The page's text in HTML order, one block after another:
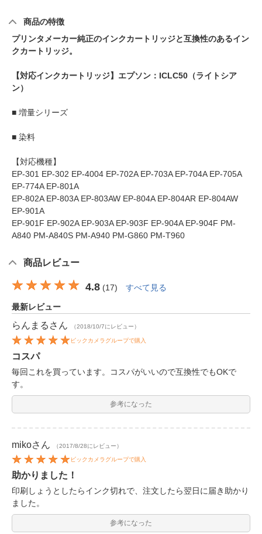
商品の特徴
プリンタメーカー純正のインクカートリッジと互換性のあるイン
クカートリッジ。
【対応インクカートリッジ】エプソン：ICLC50（ライトシア
ン）
■ 増量シリーズ
■ 染料
【対応機種】
EP-301 EP-302 EP-4004 EP-702A EP-703A EP-704A EP-705A
EP-774A EP-801A
EP-802A EP-803A EP-803AW EP-804A EP-804AR EP-804AW
EP-901A
EP-901F EP-902A EP-903A EP-903F EP-904A EP-904F PM-
A840 PM-A840S PM-A940 PM-G860 PM-T960
商品レビュー
4.8 (17) すべて見る
最新レビュー
らんまる さん （2018/10/7にレビュー）
ビックカメラグループで購入
コスパ
毎回これを買っています。コスパがいいので互換性でもOKで
す。
参考になった
mikoさん （2017/8/28にレビュー）
ビックカメラグループで購入
助かりました！
印刷しょうとしたらインク切れで、注文したら翌日に届き助かり
ました。
参考になった